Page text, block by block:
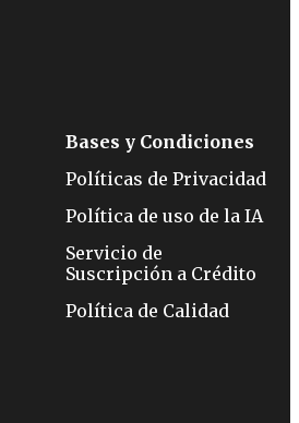
Bases y Condiciones
Políticas de Privacidad
Política de uso de la IA
Servicio de
Suscripción a Crédito
Política de Calidad